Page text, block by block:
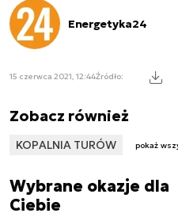
Energetyka24
15 czerwca 2021, 12:44Źródło:
Zobacz również
KOPALNIA TURÓW pokaż
Wybrane okazje dla
Ciebie